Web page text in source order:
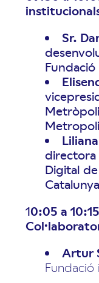
Sr.
directora
Digital
Catalunya
10:05 a
Artur
Fundació